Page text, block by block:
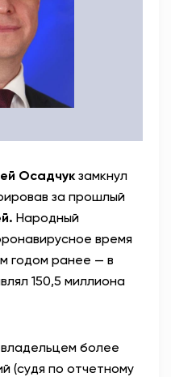
Осадчук замкнул
за прошлый
Народный
время
годом ранее — в
150,5 миллиона
более
(судя по отчетному